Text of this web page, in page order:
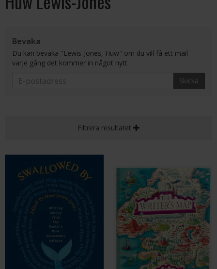
Bevaka
Du kan bevaka "Lewis-Jones, Huw" om du vill få ett mail
varje gång det kommer in något nytt.
Skicka
Filtrera resultatet